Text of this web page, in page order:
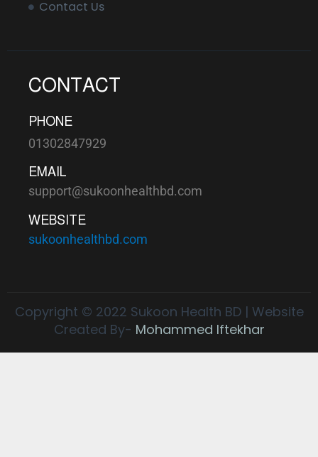
Contact Us
CONTACT
PHONE
01302847929
EMAIL
support@sukoonhealthbd.com
WEBSITE
sukoonhealthbd.com
Copyright © 2022 Sukoon Health BD | Website
Created By- Mohammed Iftekhar